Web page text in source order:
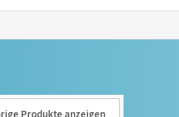
Produkte anzeigen